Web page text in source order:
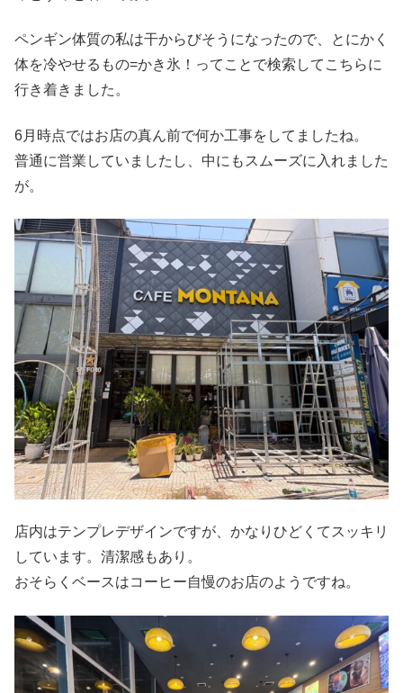
ペンギン体質の私は干からびそうになったので、とにかく
体を冷やせるもの=かき氷！ってことで検索してこちらに
行き着きました。
6月時点ではお店の真ん前で何か工事をしてましたね。
普通に営業していましたし、中にもスムーズに入れました
が。
店内はテンプレデザインですが、かなりひどくてスッキリ
しています。清潔感もあり。
おそらくベースはコーヒー自慢のお店のようですね。